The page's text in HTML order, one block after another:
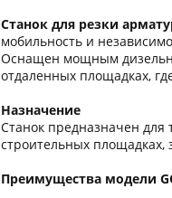
Станок для резки
мобильность и
Оснащен мощным
отдаленных площадках,
Назначение
Станок предназначен
строительных
Преимущества модели